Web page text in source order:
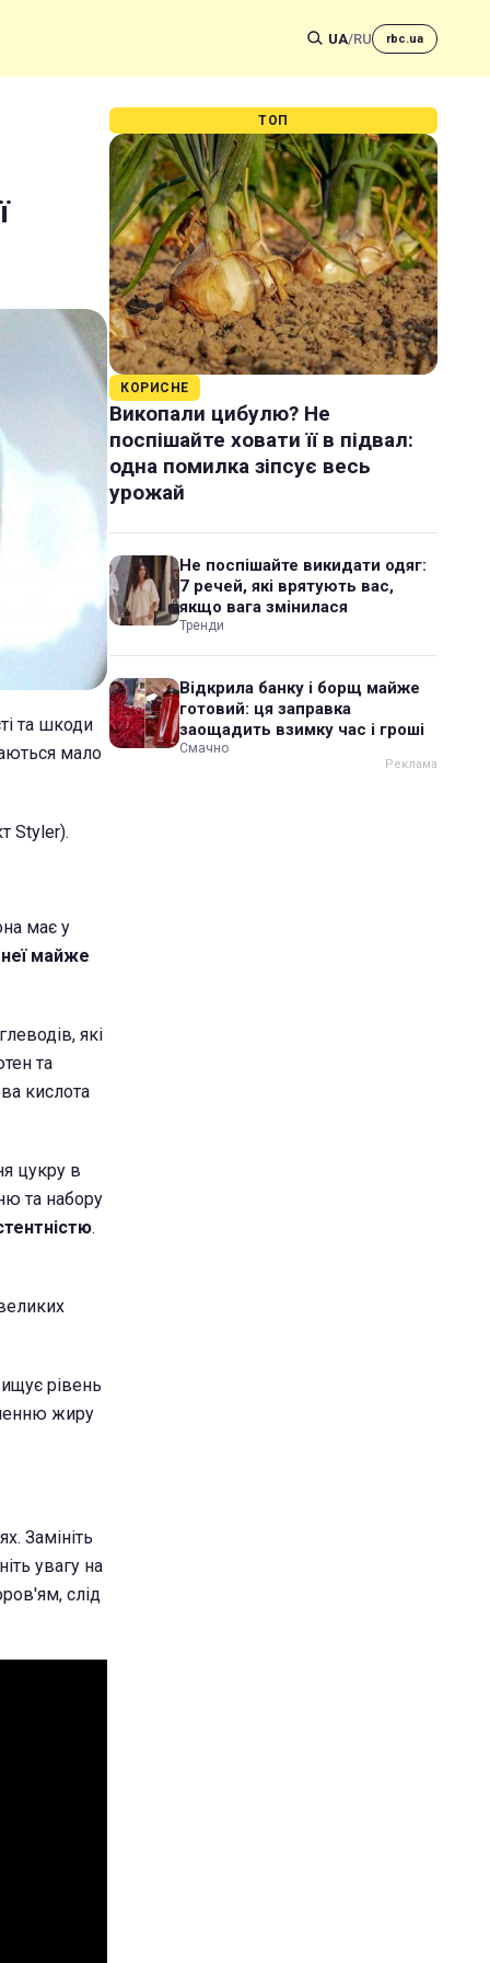
UA/RU rbc.ua
та шкоди
мало
Styler).
має у
неї майже
які
та
кислота
цукру в
та набору
.
рівень
жиру
Замініть
увагу на
слід
ТОП
КОРИСНЕ
Викопали цибулю? Не
поспішайте ховати її в підвал:
одна помилка зіпсує весь
урожай
Не поспішайте викидати одяг:
7 речей, які врятують вас,
якщо вага змінилася
Тренди
Відкрила банку і борщ майже
готовий: ця заправка
заощадить взимку час і гроші
Смачно